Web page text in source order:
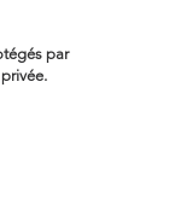
par